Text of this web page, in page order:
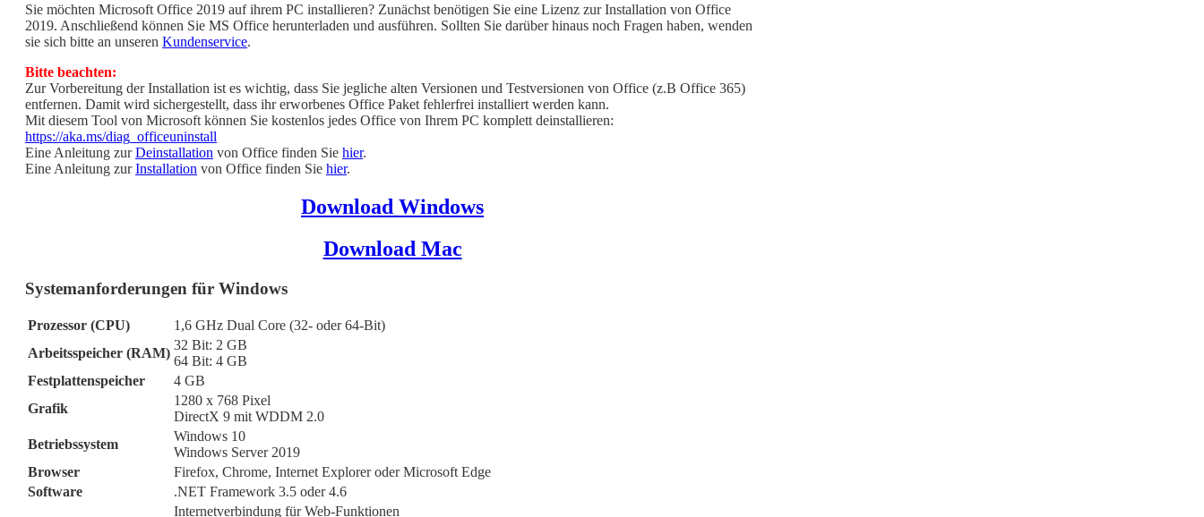
Sie möchten Microsoft Office 2019 auf ihrem PC installieren? Zunächst benötigen Sie eine Lizenz zur Installation von Office
2019. Anschließend können Sie MS Office herunterladen und ausführen. Sollten Sie darüber hinaus noch Fragen haben, wenden
sie sich bitte an unseren Kundenservice.
Bitte beachten:
Zur Vorbereitung der Installation ist es wichtig, dass Sie jegliche alten Versionen und Testversionen von Office (z.B Office 365)
entfernen. Damit wird sichergestellt, dass ihr erworbenes Office Paket fehlerfrei installiert werden kann.
Mit diesem Tool von Microsoft können Sie kostenlos jedes Office von Ihrem PC komplett deinstallieren:
https://aka.ms/diag_officeuninstall
Eine Anleitung zurDeinstallation von Office finden Sie hier.
Eine Anleitung zurInstallation von Office finden Sie hier.
Download Windows
Download Mac
Systemanforderungen für Windows
Prozessor (CPU)
1,6 GHz Dual Core (32- oder 64-Bit)
Arbeitsspeicher (RAM)
32 Bit: 2 GB
64 Bit: 4 GB
Festplattenspeicher
4 GB
Grafik
1280 x 768 Pixel
DirectX 9 mit WDDM 2.0
Betriebssystem
Windows 10
Windows Server 2019
Browser
Firefox, Chrome, Internet Explorer oder Microsoft Edge
Software
.NET Framework 3.5 oder 4.6
Internetverbindung für Web-Funktionen